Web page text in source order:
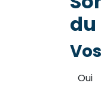
du
Oui